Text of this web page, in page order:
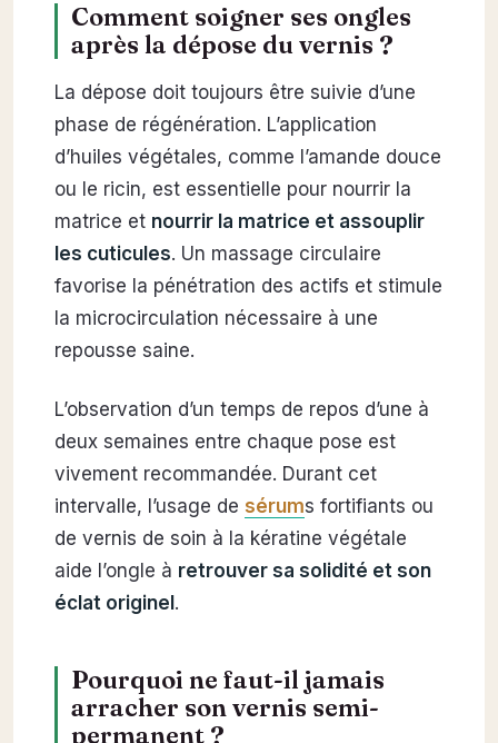
Comment soigner ses ongles
après la dépose du vernis ?
La dépose doit toujours être suivie d’une
phase de régénération. L’application
d’huiles végétales, comme l’amande douce
ou le ricin, est essentielle pour nourrir la
matrice et nourrir la matrice et assouplir
les cuticules. Un massage circulaire
favorise la pénétration des actifs et stimule
la microcirculation nécessaire à une
repousse saine.
L’observation d’un temps de repos d’une à
deux semaines entre chaque pose est
vivement recommandée. Durant cet
intervalle, l’usage de sérums fortifiants ou
de vernis de soin à la kératine végétale
aide l’ongle à retrouver sa solidité et son
éclat originel.
Pourquoi ne faut-il jamais
arracher son vernis semi-
permanent ?